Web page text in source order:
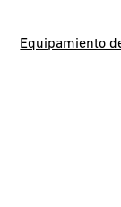
Equipamiento